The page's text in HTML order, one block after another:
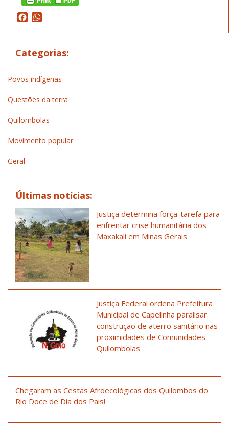
Facebook
Categorias:
Povos indígenas
Questões da terra
Quilombolas
Movimento popular
Geral
Últimas notícias:
Justiça determina força-tarefa para
enfrentar crise humanitária dos
Maxakali em Minas Gerais
Justiça Federal ordena Prefeitura
Municipal de Capelinha paralisar
construção de aterro sanitário nas
proximidades de Comunidades
Quilombolas
Chegaram as Cestas Afroecológicas dos Quilombos do
Rio Doce de Dia dos Pais!